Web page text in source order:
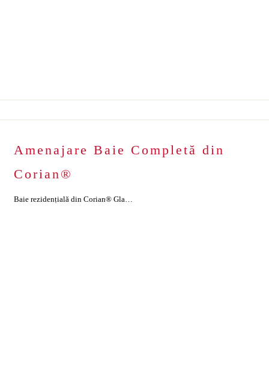
Amenajare Baie Completă din
Corian®